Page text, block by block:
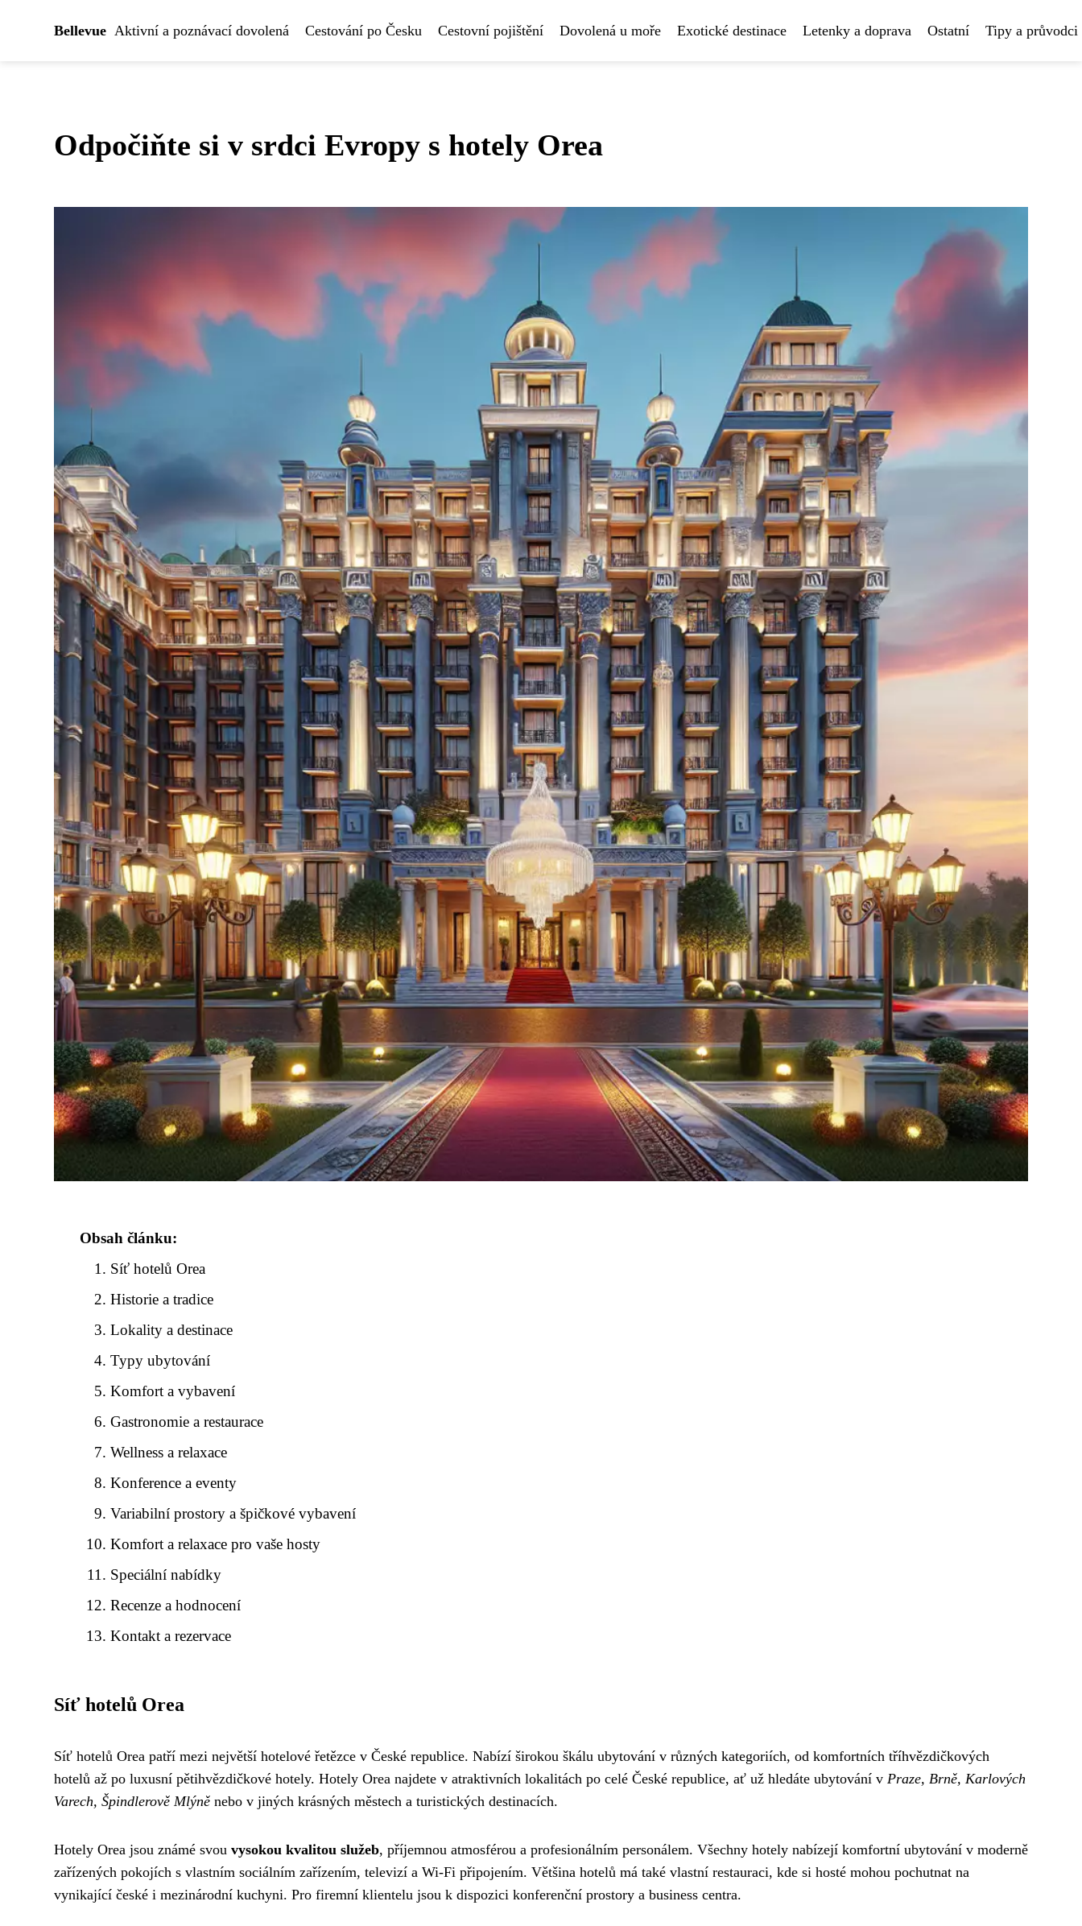
Bellevue Aktivní a poznávací dovolená Cestování po Česku Cestovní pojištění Dovolená u moře Exotické destinace Letenky a doprava Ostatní Tipy a průvodci
Odpočiňte si v srdci Evropy s hotely Orea
Obsah článku:
Síť hotelů Orea
Historie a tradice
Lokality a destinace
Typy ubytování
Komfort a vybavení
Gastronomie a restaurace
Wellness a relaxace
Konference a eventy
Variabilní prostory a špičkové vybavení
Komfort a relaxace pro vaše hosty
Speciální nabídky
Recenze a hodnocení
Kontakt a rezervace
Síť hotelů Orea
Síť hotelů Orea patří mezi největší hotelové řetězce v České republice. Nabízí širokou škálu ubytování v různých kategoriích, od komfortních tříhvězdičkových
hotelů až po luxusní pětihvězdičkové hotely. Hotely Orea najdete v atraktivních lokalitách po celé České republice, ať už hledáte ubytování v Praze, Brně, Karlových
Varech, Špindlerově Mlýně nebo v jiných krásných městech a turistických destinacích.
Hotely Orea jsou známé svou vysokou kvalitou služeb, příjemnou atmosférou a profesionálním personálem. Všechny hotely nabízejí komfortní ubytování v moderně
zařízených pokojích s vlastním sociálním zařízením, televizí a Wi-Fi připojením. Většina hotelů má také vlastní restauraci, kde si hosté mohou pochutnat na
vynikající české i mezinárodní kuchyni. Pro firemní klientelu jsou k dispozici konferenční prostory a business centra.